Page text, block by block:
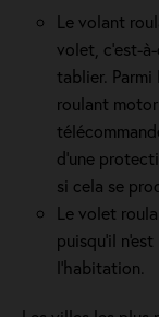
Le volant
volet, c’est-
tablier.
roulant
d'une
si cela se
Le volet
puisqu'il
l'habitation.